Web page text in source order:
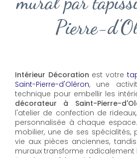
Pierre-
Intérieur Décoration est votre
Saint-Pierre-d'Oléron, une
technique pour embellir les
décorateur à Saint-Pierre-
l'atelier de confection de
personnalisée à chaque
mobilier, une de ses spécialités,
vie aux pièces anciennes,
muraux transforme